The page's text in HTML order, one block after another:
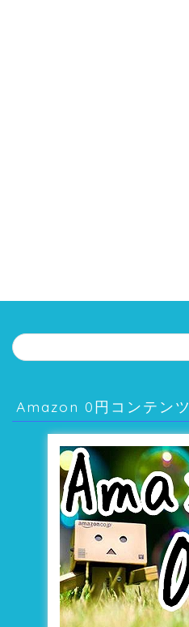
Amazon 0円コンテンツ